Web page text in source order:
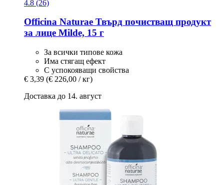
4.8 (26)
Officina Naturae Твърд почистващ продукт
за лице Milde, 15 г
За всички типове кожа
Има стягащ ефект
С успокояващи свойства
€ 3,39 (€ 226,00 / кг)
Доставка до 14. август